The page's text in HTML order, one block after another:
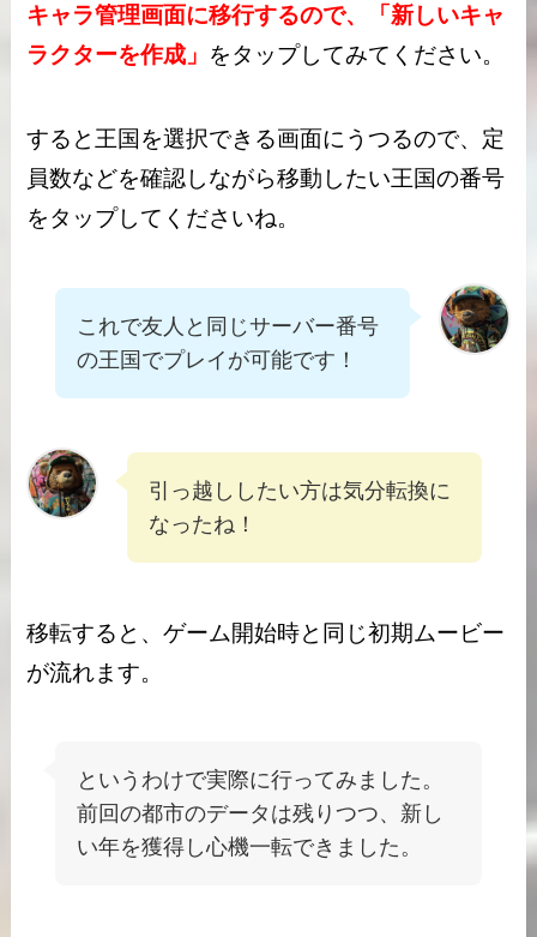
キャラ管理画面に移行するので、「新しいキャ
ラクターを作成」 をタップしてみてください。
すると王国を選択できる画面にうつるので、定
員数などを確認しながら移動したい王国の番号
をタップしてくださいね。
これで友人と同じサーバー番号
の王国でプレイが可能です！
引っ越ししたい方は気分転換に
なったね！
移転すると、ゲーム開始時と同じ初期ムービー
が流れます。
というわけで実際に行ってみました。
前回の都市のデータは残りつつ、新し
い年を獲得し心機一転できました。